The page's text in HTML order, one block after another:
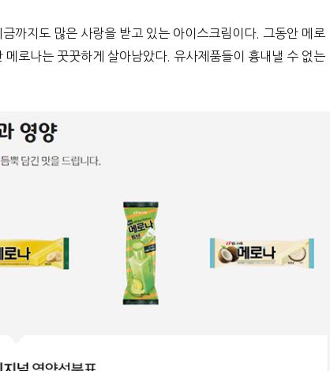
까지도 많은 사랑을 받고 있는 아이스크림이다. 그동안 메로
로나는 꿋꿋하게 살아남았다. 유사제품들이 흉내낼 수 없는